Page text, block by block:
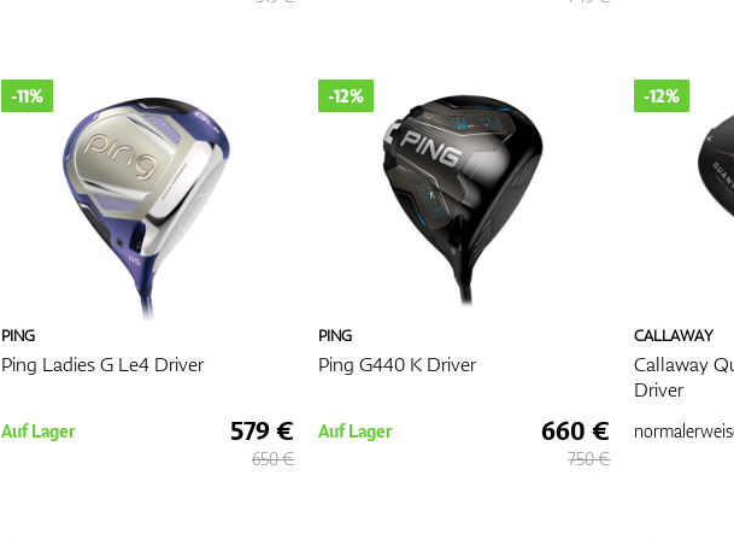
Die Wahl des richtigen Schafts ist entscheidend, um Distanz und Genauigkeit zu optimieren.
Reguläre Flexibilität
: Ideal für Golfer mit durchschnittlicher Schwunggeschwindigkeit (85-95 mph).
Steife oder extra steife Flexibilität
: Vorteilhafter für Spieler mit schnellen Schwüngen, da sie
für mehr Kraft bieten.
Eine passend gewählte Schaft-Flexibilität verbessert die Konsistenz und erhöht die Genauigkeit bei
4. Driver-Griffe: Kontrolle bei jedem Schwung
Der Griff ist der einzige Kontaktpunkt, den Sie mit Ihrem Driver haben, daher ist es wichtig, die richtige
Größe und das richtige Material auszuwählen. Griffe gibt es in verschiedenen Größen und Texturen,
weichem Gummi bis hin zu festeren synthetischen Verbindungen. Spieler mit kleineren Händen
profitieren könnten. Diese Anpassung kann die Kontrolle verbessern, Handgelenkbelastungen
5. Anpassungsmöglichkeiten: Personalisierung für Beständigkeit
PING
Ping Ladies G Le4 Driver
-11%
Auf Lager 579 €
650 €
PING
Ping G440 K Driver
-12%
Auf Lager 660 €
750 €
CALLAWAY
Callaway
Driver
-12%